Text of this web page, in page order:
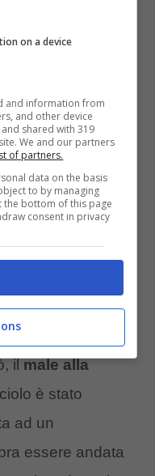
anni, per lo
si era
>>>
per il National
aveva
chirurgico al
riuscito.
ilmale alla
è stato
ad un
essere andata
on a device
and information from
and other device
shared with 319
We and our partners
of partners.
data on the basis
to by managing
the bottom of this page
consent in privacy